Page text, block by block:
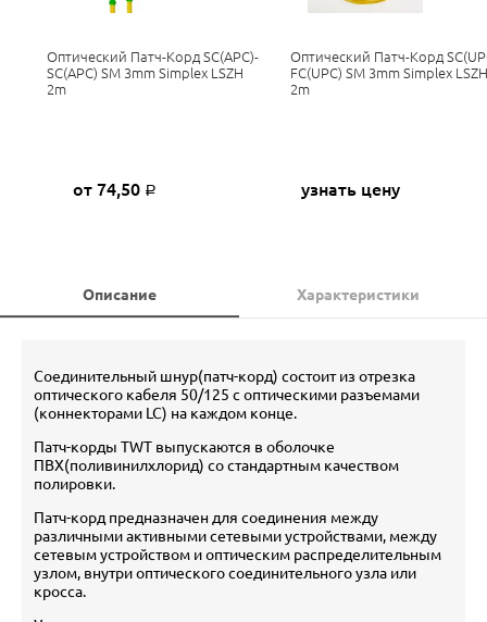
Оптический Патч-Корд SC(APC)-
SC(APC) SM 3mm Simplex LSZH
2m
от 74,50 Р
Оптический Патч-Корд
FC(UPC) SM 3mm Simplex LSZH
2m
узнать цену
Описание Характеристики
Соединительный шнур(патч-корд) состоит из отрезка
оптического кабеля 50/125 c оптическими разъемами
(коннекторами LC) на каждом конце.
Патч-корды TWT выпускаются в оболочке
ПВХ(поливинилхлорид) со стандартным качеством
полировки.
Патч-корд предназначен для соединения между
различными активными сетевыми устройствами, между
сетевым устройством и оптическим распределительным
узлом, внутри оптического соединительного узла или
кросса.